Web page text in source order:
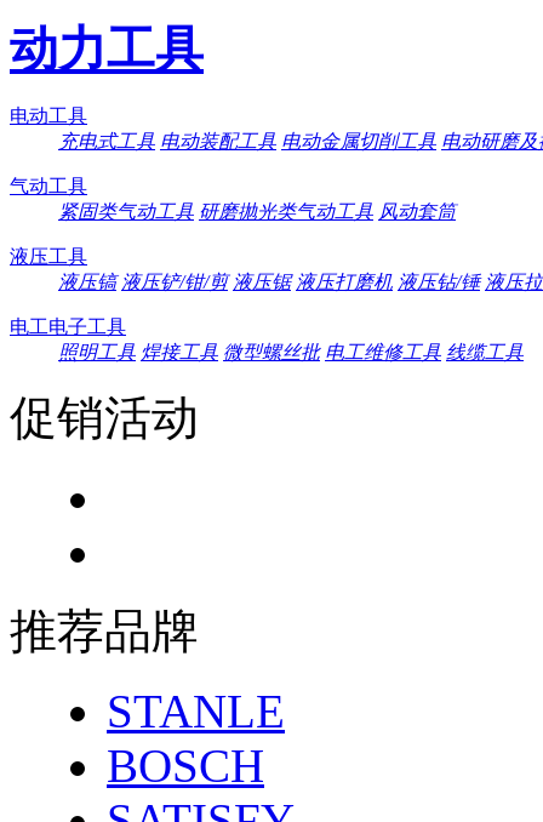
动力工具
电动工具
充电式工具 电动装配工具 电动金属切削工具 电动研磨
气动工具
紧固类气动工具 研磨抛光类气动工具 风动套筒
液压工具
液压镐 液压铲/钳/剪 液压锯 液压打磨机 液压钻/锤 液压
电工电子工具
照明工具 焊接工具 微型螺丝批 电工维修工具 线缆工具
促销活动
推荐品牌
STANLE
BOSCH